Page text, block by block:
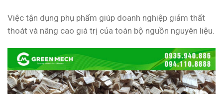
Việc tận dụng phụ phẩm giúp doanh nghiệp giảm thất
thoát và nâng cao giá trị của toàn bộ nguồn nguyên liệu.